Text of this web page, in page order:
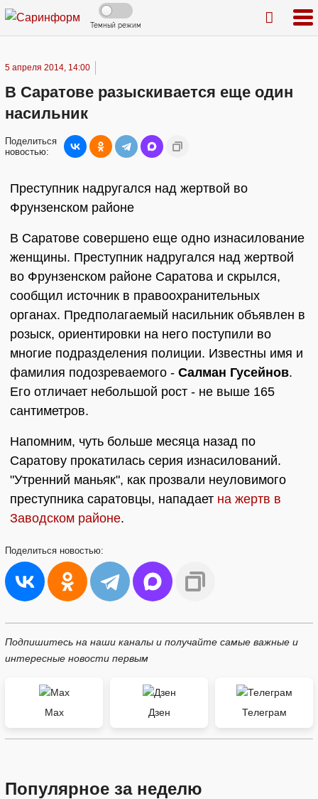
Темный режим
5 апреля 2014, 14:00
В Саратове разыскивается еще один
насильник
Поделиться
новостью:
Преступник надругался над жертвой во
Фрунзенском районе
В Саратове совершено еще одно изнасилование
женщины. Преступник надругался над жертвой
во Фрунзенском районе Саратова и скрылся,
сообщил источник в правоохранительных
органах. Предполагаемый насильник объявлен в
розыск, ориентировки на него поступили во
многие подразделения полиции. Известны имя и
фамилия подозреваемого - Салман Гусейнов.
Его отличает небольшой рост - не выше 165
сантиметров.
Напомним, чуть больше месяца назад по
Саратову прокатилась серия изнасилований.
"Утренний маньяк", как прозвали неуловимого
преступника саратовцы, нападает на жертв в
Заводском районе.
Поделиться новостью:
Подпишитесь на наши каналы и получайте самые важные и
интересные новости первым
Max Дзен Телеграм
Популярное за неделю